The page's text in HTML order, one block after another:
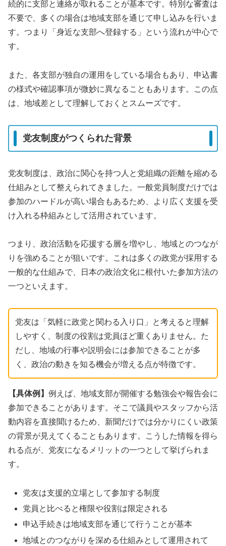
続的に支部と連絡が取れることが基本です。特別な審査は
不要で、多くの場合は地域支部を通じて申し込みを行いま
す。つまり「身近な支部へ登録する」という流れが中心で
す。
また、各支部が独自の運用をしている場合もあり、申込書
の様式や確認事項が微妙に異なることもあります。この点
は、地域差として理解しておくとスムーズです。
党友制度がつくられた背景
党友制度は、政治に関心を持つ人と党組織の距離を縮める
仕組みとして整えられてきました。一般党員制度だけでは
参加のハードルが高い場合もあるため、より広く支援を受
け入れる枠組みとして活用されています。
つまり、政治活動を応援する層を増やし、地域とのつなが
りを強めることが狙いです。これは多くの政党が採用する
一般的な仕組みで、日本の政治文化に根付いた参加方法の
一つといえます。
党友は「気軽に政党と関わる入り口」と考えると理解
しやすく、制度の役割は党員ほど重くありません。た
だし、地域の行事や説明会には参加できることが多
く、政治の動きを知る機会が増える点が特徴です。
【具体例】 例えば、地域支部が開催する勉強会や報告会に
参加できることがあります。そこで議員やスタッフから活
動内容を直接聞けるため、新聞だけでは分かりにくい政策
の背景が見えてくることもあります。こうした情報を得ら
れる点が、党友になるメリットの一つとして挙げられま
す。
党友は支援的立場として参加する制度
党員と比べると権限や役割は限定される
申込手続きは地域支部を通じて行うことが基本
地域とのつながりを深める仕組みとして運用されて